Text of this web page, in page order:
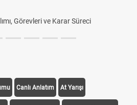
Görevleri ve Karar Süreci
Canlı Anlatım At Yarışı